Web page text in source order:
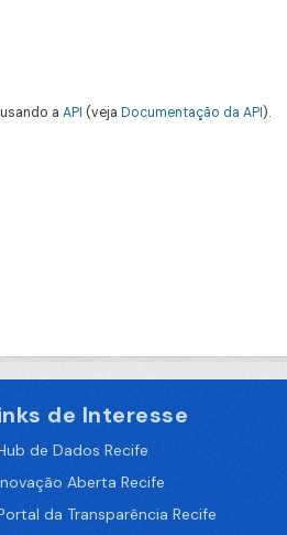
a API (veja Documentação da API).
de Interesse
de Dados Recife
Aberta Recife
da Transparência Recife